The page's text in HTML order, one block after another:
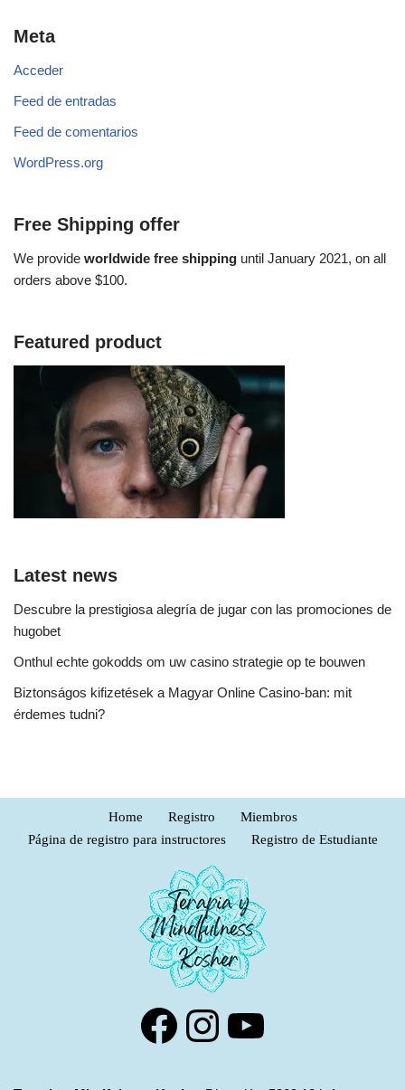
Meta
Acceder
Feed de entradas
Feed de comentarios
WordPress.org
Free Shipping offer
We provide worldwide free shipping until January 2021, on all
orders above $100.
Featured product
Latest news
Descubre la prestigiosa alegría de jugar con las promociones de
hugobet
Onthul echte gokodds om uw casino strategie op te bouwen
Biztonságos kifizetések a Magyar Online Casino-ban: mit
érdemes tudni?
Home Registro
Miembros
Página de registro para instructores
Registro de Estudiante